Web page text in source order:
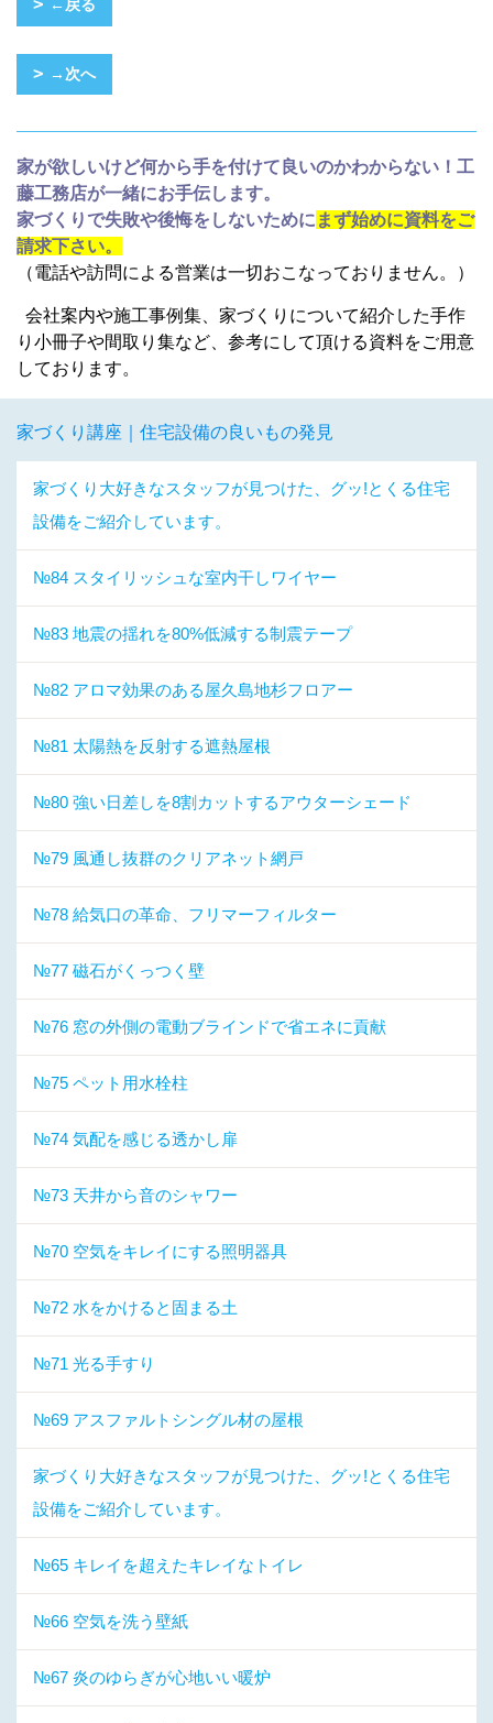
←戻る
→次へ
家が欲しいけど何から手を付けて良いのかわからない！工
藤工務店が一緒にお手伝します。
家づくりで失敗や後悔をしないために まず始めに資料をご
請求下さい。
（電話や訪問による営業は一切おこなっておりません。）
会社案内や施工事例集、家づくりについて紹介した手作
り小冊子や間取り集など、参考にして頂ける資料をご用意
しております。
家づくり講座｜住宅設備の良いもの発見
家づくり大好きなスタッフが見つけた、グッ!とくる住宅
設備をご紹介しています。
№84 スタイリッシュな室内干しワイヤー
№83 地震の揺れを80%低減する制震テープ
№82 アロマ効果のある屋久島地杉フロアー
№81 太陽熱を反射する遮熱屋根
№80 強い日差しを8割カットするアウターシェード
№79 風通し抜群のクリアネット網戸
№78 給気口の革命、フリマーフィルター
№77 磁石がくっつく壁
№76 窓の外側の電動ブラインドで省エネに貢献
№75 ペット用水栓柱
№74 気配を感じる透かし扉
№73 天井から音のシャワー
№70 空気をキレイにする照明器具
№72 水をかけると固まる土
№71 光る手すり
№69 アスファルトシングル材の屋根
家づくり大好きなスタッフが見つけた、グッ!とくる住宅
設備をご紹介しています。
№65 キレイを超えたキレイなトイレ
№66 空気を洗う壁紙
№67 炎のゆらぎが心地いい暖炉